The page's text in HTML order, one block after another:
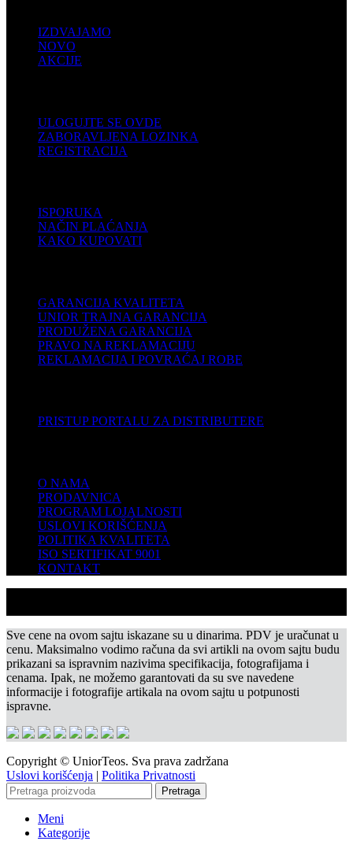
IZDVAJAMO
NOVO
AKCIJE
ULOGUJTE SE OVDE
ZABORAVLJENA LOZINKA
REGISTRACIJA
ISPORUKA
NAČIN PLAĆANJA
KAKO KUPOVATI
GARANCIJA KVALITETA
UNIOR TRAJNA GARANCIJA
PRODUŽENA GARANCIJA
PRAVO NA REKLAMACIJU
REKLAMACIJA I POVRAĆAJ ROBE
PRISTUP PORTALU ZA DISTRIBUTERE
O NAMA
PRODAVNICA
PROGRAM LOJALNOSTI
USLOVI KORIŠĆENJA
POLITIKA KVALITETA
ISO SERTIFIKAT 9001
KONTAKT
Sve cene na ovom sajtu iskazane su u dinarima. PDV je uračunat u
cenu. Maksimalno vodimo računa da svi artikli na ovom sajtu budu
prikazani sa ispravnim nazivima specifikacija, fotografijama i
cenama. Ipak, ne možemo garantovati da su sve navedene
informacije i fotografije artikala na ovom sajtu u potpunosti
ispravne.
Copyright © UniorTeos. Sva prava zadržana
Uslovi korišćenja | Politika Privatnosti
Pretraga
Meni
Kategorije